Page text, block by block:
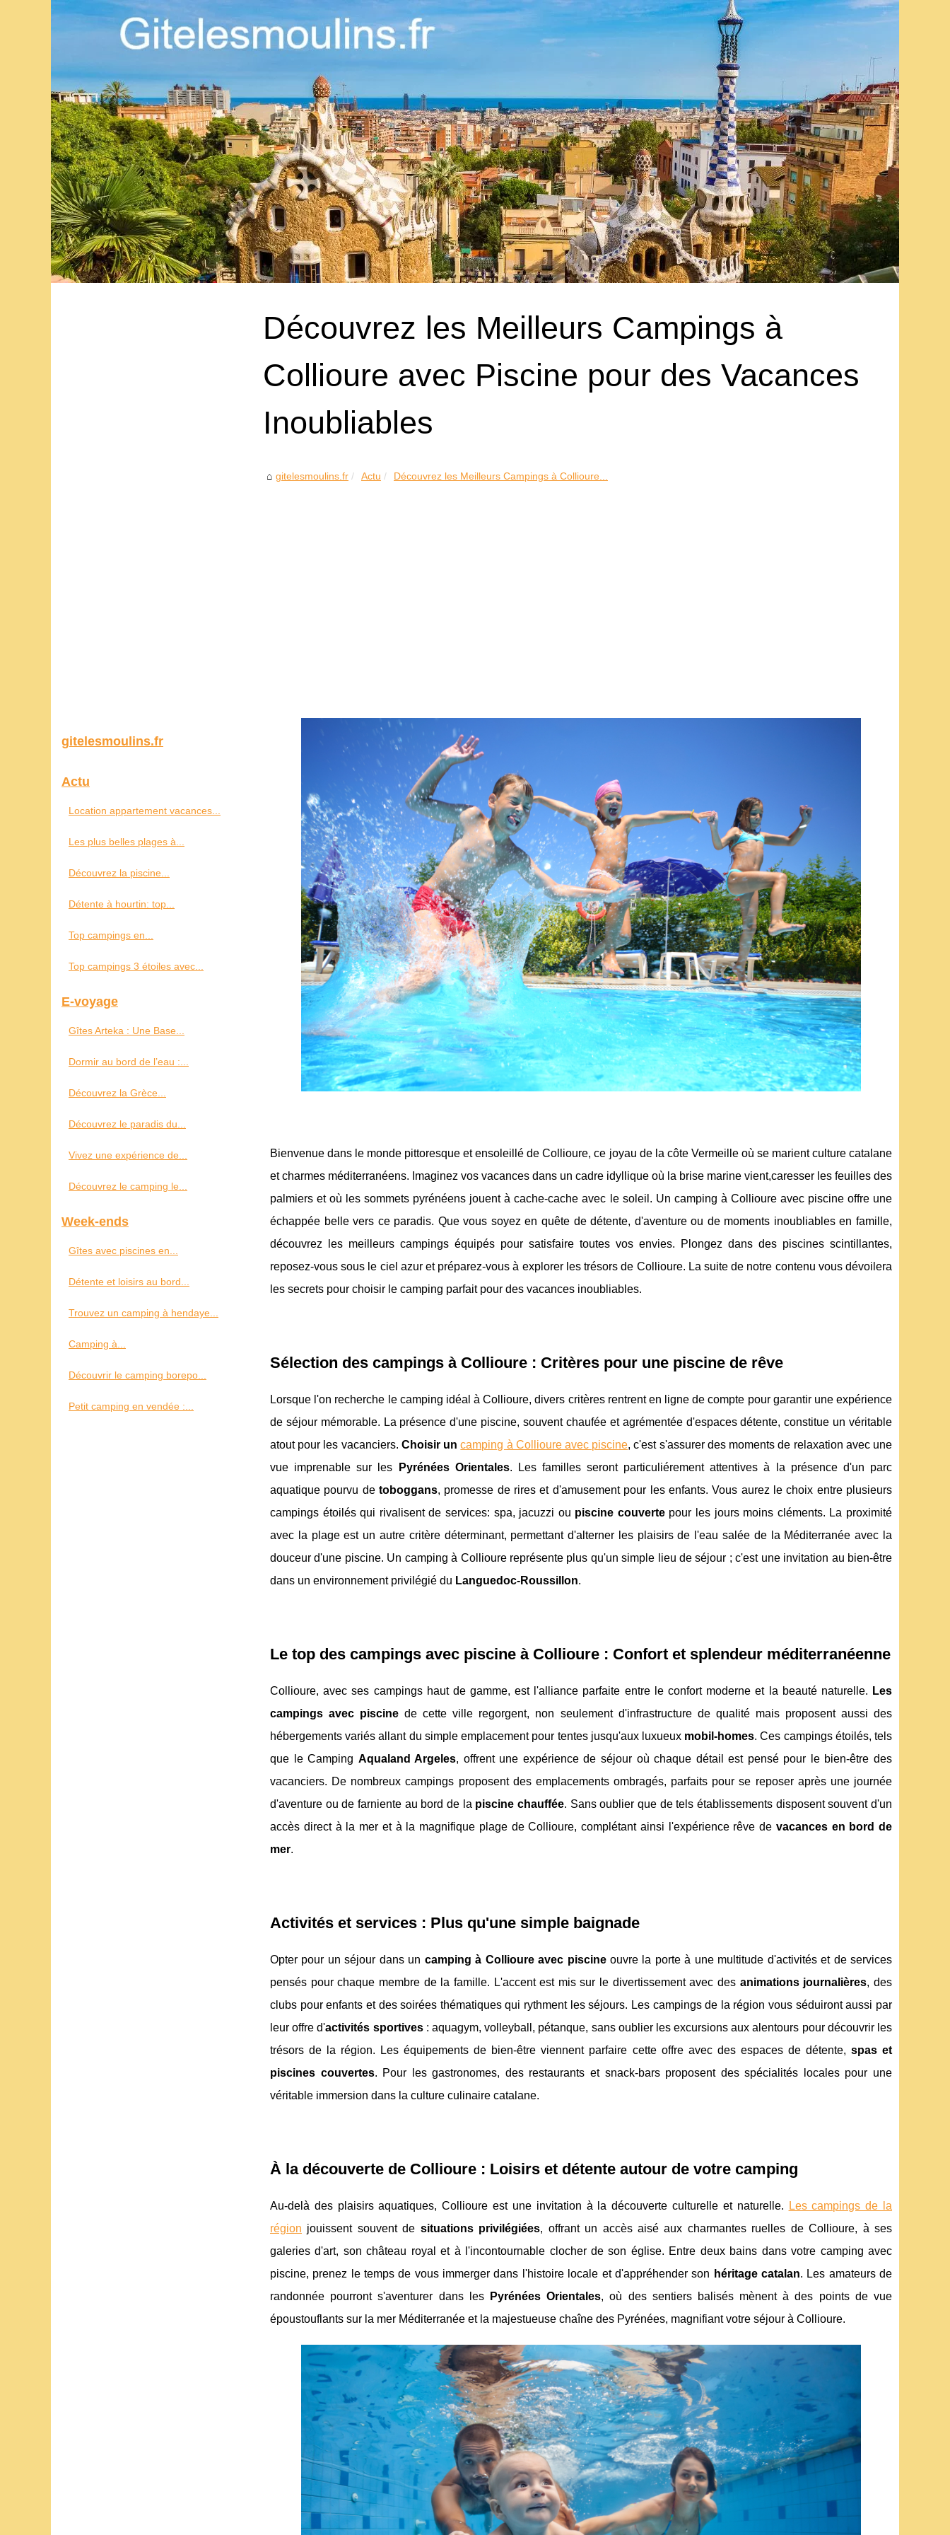
Découvrez les Meilleurs Campings à
Collioure avec Piscine pour des Vacances
Inoubliables
gitelesmoulins.fr Actu Découvrez les Meilleurs Campings à Collioure...
Bienvenue dans le monde pittoresque et ensoleillé de Collioure, ce joyau de la côte Vermeille où se marient culture catalane
et charmes méditerranéens. Imaginez vos vacances dans un cadre idyllique où la brise marine vient,caresser les feuilles des
palmiers et où les sommets pyrénéens jouent à cache-cache avec le soleil. Un camping à Collioure avec piscine offre une
échappée belle vers ce paradis. Que vous soyez en quête de détente, d'aventure ou de moments inoubliables en famille,
découvrez les meilleurs campings équipés pour satisfaire toutes vos envies. Plongez dans des piscines scintillantes,
reposez-vous sous le ciel azur et préparez-vous à explorer les trésors de Collioure. La suite de notre contenu vous dévoilera
les secrets pour choisir le camping parfait pour des vacances inoubliables.
Sélection des campings à Collioure : Critères pour une piscine de rêve
Lorsque l'on recherche le camping idéal à Collioure, divers critères rentrent en ligne de compte pour garantir une expérience
de séjour mémorable. La présence d'une piscine, souvent chaufée et agrémentée d'espaces détente, constitue un véritable
atout pour les vacanciers. Choisir uncamping à Collioure avec piscine, c'est s'assurer des moments de relaxation avec une
vue imprenable sur les
Pyrénées Orientales. Les familles seront particuliérement attentives à la présence d'un parc
aquatique pourvu detoboggans, promesse de rires et d'amusement pour les enfants. Vous aurez le choix entre plusieurs
campings étoilés qui rivalisent de services: spa, jacuzzi ou piscine couvertepour les jours moins cléments. La proximité
avec la plage est un autre critère déterminant, permettant d'alterner les plaisirs de l'eau salée de la Méditerranée avec la
douceur d'une piscine. Un camping à Collioure représente plus qu'un simple lieu de séjour ; c'est une invitation au bien-être
dans un environnement privilégié du Languedoc-Roussillon.
Le top des campings avec piscine à Collioure : Confort et splendeur méditerranéenne
Collioure, avec ses campings haut de gamme, est l'alliance parfaite entre le confort moderne et la beauté naturelle. Les
campings avec piscine de cette ville regorgent, non seulement d'infrastructure de qualité mais proposent aussi des
hébergements variés allant du simple emplacement pour tentes jusqu'aux luxueux mobil-homes. Ces campings étoilés, tels
que le Camping Aqualand Argeles, offrent une expérience de séjour où chaque détail est pensé pour le bien-être des
vacanciers. De nombreux campings proposent des emplacements ombragés, parfaits pour se reposer après une journée
d'aventure ou de farniente au bord de la piscine chauffée. Sans oublier que de tels établissements disposent souvent d'un
accès direct à la mer et à la magnifique plage de Collioure, complétant ainsi l'expérience rêve de vacances en bord de
mer.
Activités et services : Plus qu'une simple baignade
Opter pour un séjour dans un camping à Collioure avec piscineouvre la porte à une multitude d'activités et de services
pensés pour chaque membre de la famille. L'accent est mis sur le divertissement avec des animations journalières, des
clubs pour enfants et des soirées thématiques qui rythment les séjours. Les campings de la région vous séduiront aussi par
leur offre d'activités sportives: aquagym, volleyball, pétanque, sans oublier les excursions aux alentours pour découvrir les
trésors de la région. Les équipements de bien-être viennent parfaire cette offre avec des espaces de détente, spas et
piscines couvertes. Pour les gastronomes, des restaurants et snack-bars proposent des spécialités locales pour une
véritable immersion dans la culture culinaire catalane.
À la découverte de Collioure : Loisirs et détente autour de votre camping
Au-delà des plaisirs aquatiques, Collioure est une invitation à la découverte culturelle et naturelle.
Les campings de la
région jouissent souvent de situations privilégiées, offrant un accès aisé aux charmantes ruelles de Collioure, à ses
galeries d'art, son château royal et à l'incontournable clocher de son église. Entre deux bains dans votre camping avec
piscine, prenez le temps de vous immerger dans l'histoire locale et d'appréhender son héritage catalan. Les amateurs de
randonnée pourront s'aventurer dans les
Pyrénées Orientales, où des sentiers balisés mènent à des points de vue
époustouflants sur la mer Méditerranée et la majestueuse chaîne des Pyrénées, magnifiant votre séjour à Collioure.
gitelesmoulins.fr
Actu
Location appartement vacances...
Les plus belles plages à...
Découvrez la piscine...
Détente à hourtin: top...
Top campings en...
Top campings 3 étoiles avec...
E-voyage
Gîtes Arteka : Une Base...
Dormir au bord de l’eau :...
Découvrez la Grèce...
Découvrez le paradis du...
Vivez une expérience de...
Découvrez le camping le...
Week-ends
Gîtes avec piscines en...
Détente et loisirs au bord...
Trouvez un camping à hendaye...
Camping à...
Découvrir le camping borepo...
Petit camping en vendée :...